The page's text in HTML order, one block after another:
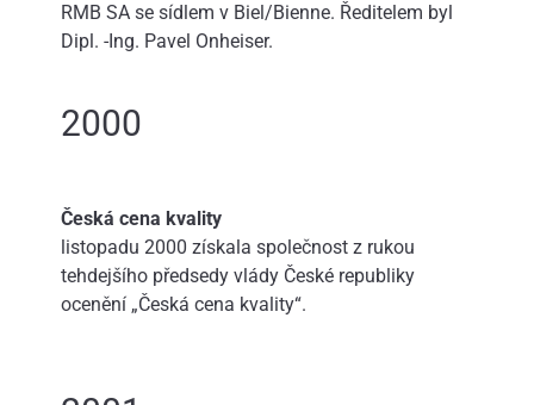
RMB SA se sídlem v Biel/Bienne. Ředitelem byl
Dipl. -Ing. Pavel Onheiser.
2000
Česká cena kvality
listopadu 2000 získala společnost z rukou
tehdejšího předsedy vlády České republiky
ocenění „Česká cena kvality“.